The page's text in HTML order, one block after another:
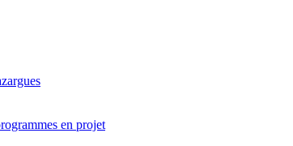
en projet